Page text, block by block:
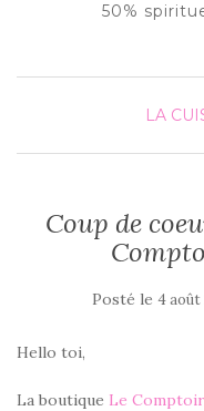
50%
LA
Coup de
Posté le 4 août
Hello toi,
La boutique Le